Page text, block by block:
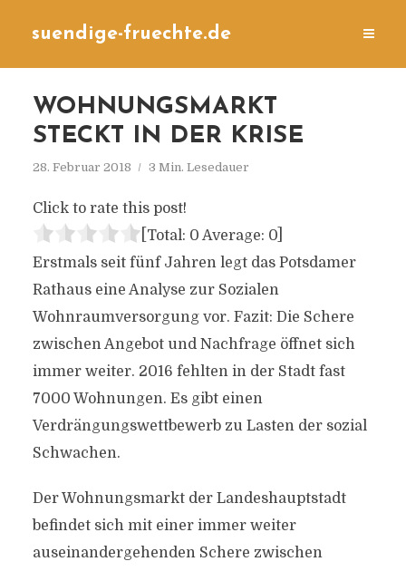
suendige-fruechte.de
WOHNUNGSMARKT
STECKT IN DER KRISE
28. Februar 2018 3 Min. Lesedauer
Click to rate this post!
[Total: 0 Average: 0]
Erstmals seit fünf Jahren legt das Potsdamer
Rathaus eine Analyse zur Sozialen
Wohnraumversorgung vor. Fazit: Die Schere
zwischen Angebot und Nachfrage öffnet sich
immer weiter. 2016 fehlten in der Stadt fast
7000 Wohnungen. Es gibt einen
Verdrängungswettbewerb zu Lasten der sozial
Schwachen.
Der Wohnungsmarkt der Landeshauptstadt
befindet sich mit einer immer weiter
auseinandergehenden Schere zwischen